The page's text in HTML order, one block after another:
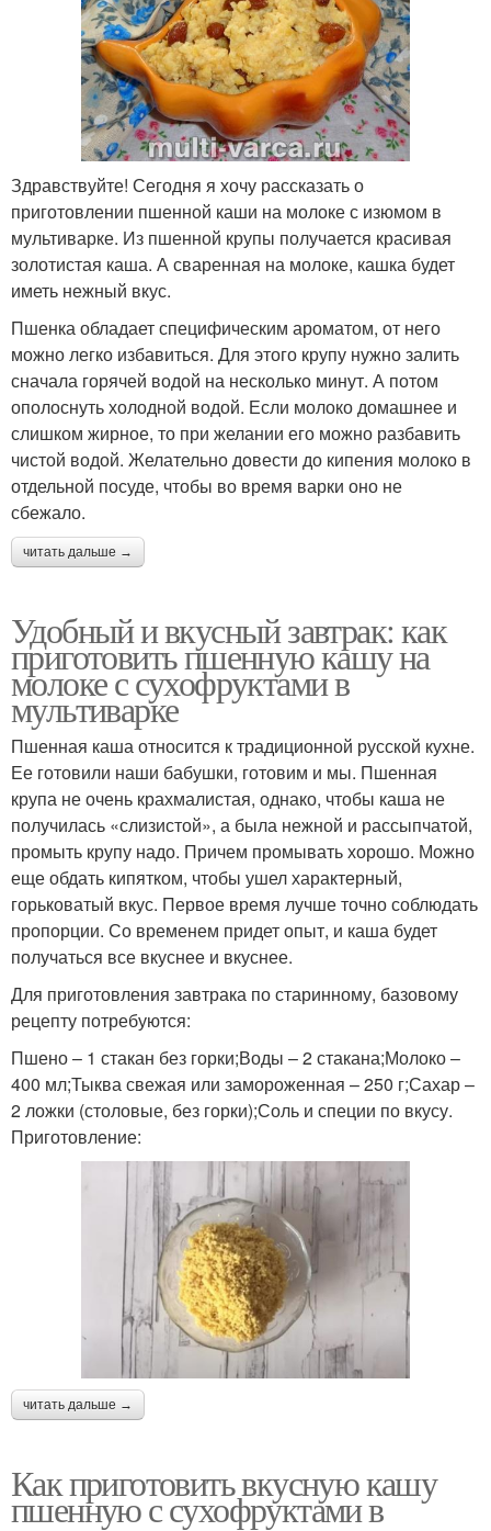
Здравствуйте! Сегодня я хочу рассказать о
приготовлении пшенной каши на молоке с изюмом в
мультиварке. Из пшенной крупы получается красивая
золотистая каша. А сваренная на молоке, кашка будет
иметь нежный вкус.
Пшенка обладает специфическим ароматом, от него
можно легко избавиться. Для этого крупу нужно залить
сначала горячей водой на несколько минут. А потом
ополоснуть холодной водой. Если молоко домашнее и
слишком жирное, то при желании его можно разбавить
чистой водой. Желательно довести до кипения молоко в
отдельной посуде, чтобы во время варки оно не
сбежало.
читать дальше →
Удобный и вкусный завтрак: как
приготовить пшенную кашу на
молоке с сухофруктами в
мультиварке
Пшенная каша относится к традиционной русской кухне.
Ее готовили наши бабушки, готовим и мы. Пшенная
крупа не очень крахмалистая, однако, чтобы каша не
получилась «слизистой», а была нежной и рассыпчатой,
промыть крупу надо. Причем промывать хорошо. Можно
еще обдать кипятком, чтобы ушел характерный,
горьковатый вкус. Первое время лучше точно соблюдать
пропорции. Со временем придет опыт, и каша будет
получаться все вкуснее и вкуснее.
Для приготовления завтрака по старинному, базовому
рецепту потребуются:
Пшено – 1 стакан без горки;Воды – 2 стакана;Молоко –
400 мл;Тыква свежая или замороженная – 250 г;Сахар –
2 ложки (столовые, без горки);Соль и специи по вкусу.
Приготовление:
читать дальше →
Как приготовить вкусную кашу
пшенную с сухофруктами в